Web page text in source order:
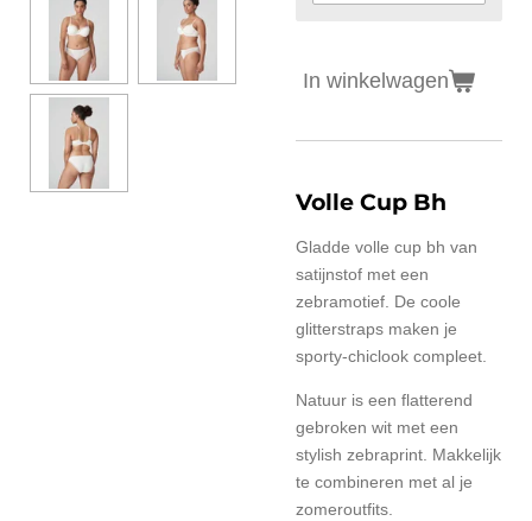
In winkelwagen
Volle Cup Bh
Gladde volle cup bh van
satijnstof met een
zebramotief. De coole
glitterstraps maken je
sporty-chiclook compleet.
Natuur is een flatterend
gebroken wit met een
stylish zebraprint. Makkelijk
te combineren met al je
zomeroutfits.